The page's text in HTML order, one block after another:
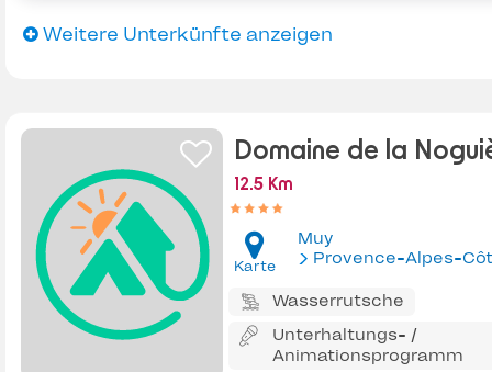
Weitere Unterkünfte anzeigen
Domaine de la
12.5 Km
Karte
Muy
Provence-Alpes-Côte
Wasserrutsche
Unterhaltungs- /
Animationsprogramm